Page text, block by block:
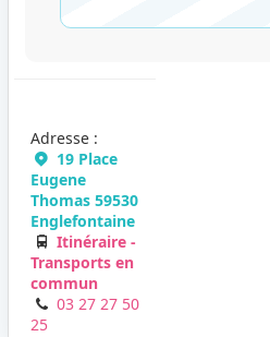
Adresse :
19 Place
Eugene
Thomas 59530
Englefontaine
Itinéraire -
Transports en
commun
03 27 27 50
25